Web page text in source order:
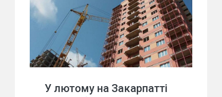
У лютому на Закарпатті